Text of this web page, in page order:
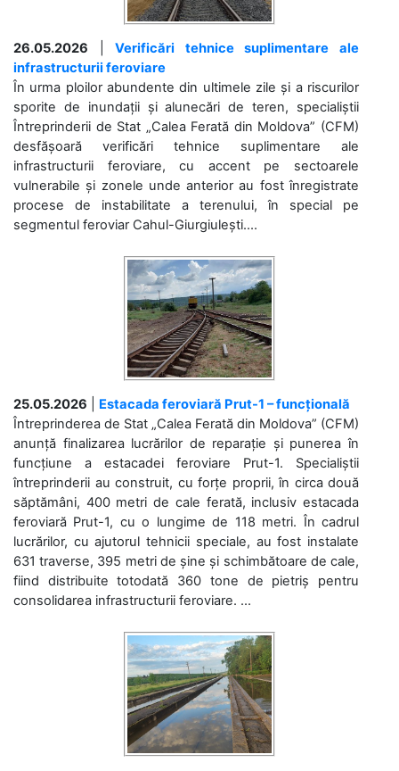
26.05.2026 |Verificări tehnice suplimentare ale
infrastructurii feroviare
În urma ploilor abundente din ultimele zile și a riscurilor
sporite de inundații și alunecări de teren, specialiștii
Întreprinderii de Stat „Calea Ferată din Moldova” (CFM)
desfășoară verificări tehnice suplimentare ale
infrastructurii feroviare, cu accent pe sectoarele
vulnerabile și zonele unde anterior au fost înregistrate
procese de instabilitate a terenului, în special pe
segmentul feroviar Cahul-Giurgiulești....
25.05.2026
Estacada feroviară Prut-1 – funcțională
Întreprinderea de Stat „Calea Ferată din Moldova” (CFM)
anunță finalizarea lucrărilor de reparație și punerea în
funcțiune a estacadei feroviare Prut-1. Specialiștii
întreprinderii au construit, cu forțe proprii, în circa două
săptămâni, 400 metri de cale ferată, inclusiv estacada
feroviară Prut-1, cu o lungime de 118 metri. În cadrul
lucrărilor, cu ajutorul tehnicii speciale, au fost instalate
631 traverse, 395 metri de șine și schimbătoare de cale,
fiind distribuite totodată 360 tone de pietriș pentru
consolidarea infrastructurii feroviare. ...